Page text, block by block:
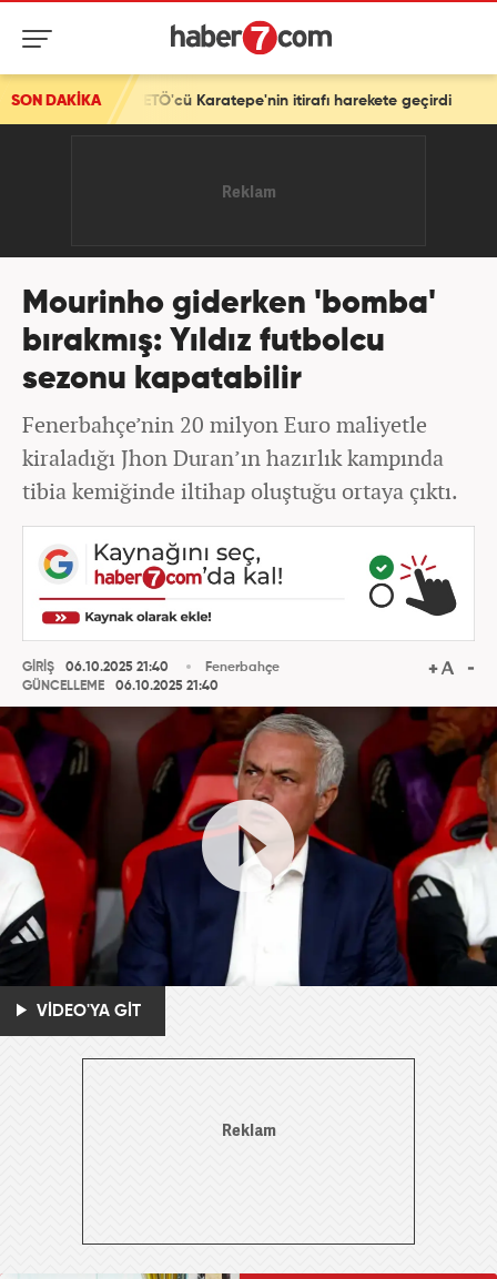
SON DAKİKAKaratepe'nin itirafı harekete geçirdi
Mourinho giderken 'bomba'
bırakmış: Yıldız futbolcu
sezonu kapatabilir
Fenerbahçe’nin 20 milyon Euro maliyetle
kiraladığı Jhon Duran’ın hazırlık kampında
tibia kemiğinde iltihap oluştuğu ortaya çıktı.
GİRİŞ
06.10.2025 21:40
GÜNCELLEME
06.10.2025 21:40
Fenerbahçe
VİDEO'YA GİT